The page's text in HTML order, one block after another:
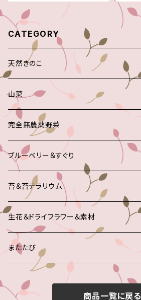
CATEGORY
天然きのこ
山菜
完全無農薬野菜
ブルーベリー＆すぐり
苔＆苔テラリウム
生花＆ドライフラワー＆素材
またたび
商品一覧に戻る